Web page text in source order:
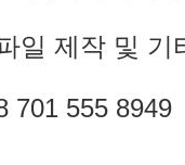
일 제작 및 기
701 555 8949